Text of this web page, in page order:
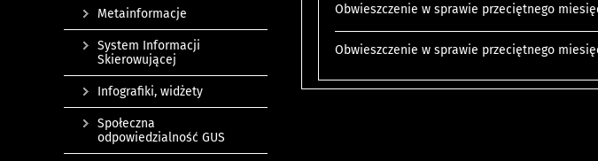
Obwieszczenie w sprawie przeciętnego
Obwieszczenie w sprawie przeciętnego
Metainformacje
System Informacji
Skierowującej
Infografiki, widżety
Społeczna
odpowiedzialność GUS